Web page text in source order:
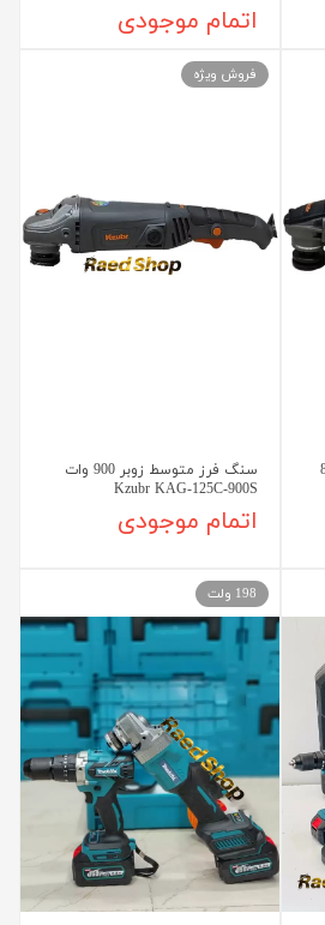
اتمام موجودی
850
سنگ فرز متوسط زوبر 900 وات
Kzubr KAG-125C-900S
اتمام موجودی
فروش ویژه
198 ولت